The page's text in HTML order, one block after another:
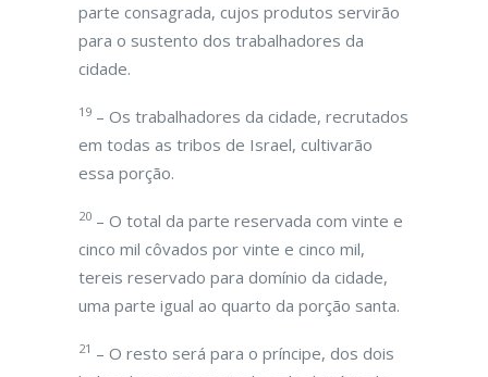
parte consagrada, cujos produtos servirão
para o sustento dos trabalhadores da
cidade.
19 – Os trabalhadores da cidade, recrutados
em todas as tribos de Israel, cultivarão
essa porção.
20 – O total da parte reservada com vinte e
cinco mil côvados por vinte e cinco mil,
tereis reservado para domínio da cidade,
uma parte igual ao quarto da porção santa.
21 – O resto será para o príncipe, dos dois